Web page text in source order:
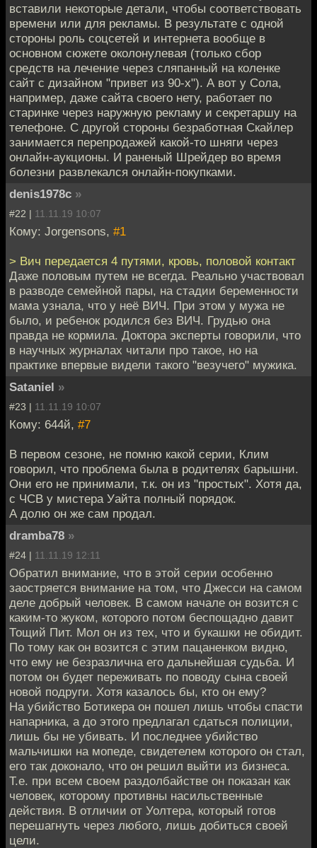
вставили некоторые детали, чтобы соответствовать
времени или для рекламы. В результате с одной
стороны роль соцсетей и интернета вообще в
основном сюжете околонулевая (только сбор
средств на лечение через сляпанный на коленке
сайт с дизайном "привет из 90-х"). А вот у Сола,
например, даже сайта своего нету, работает по
старинке через наружную рекламу и секретаршу на
телефоне. С другой стороны безработная Скайлер
занимается перепродажей какой-то шняги через
онлайн-аукционы. И раненый Шрейдер во время
болезни развлекался онлайн-покупками.
denis1978c »
#22 | 11.11.19 10:07
Кому: Jorgensons, #1
> Вич передается 4 путями, кровь, половой контакт
Даже половым путем не всегда. Реально участвовал
в разводе семейной пары, на стадии беременности
мама узнала, что у неё ВИЧ. При этом у мужа не
было, и ребенок родился без ВИЧ. Грудью она
правда не кормила. Доктора эксперты говорили, что
в научных журналах читали про такое, но на
практике впервые видели такого "везучего" мужика.
Sataniel »
#23 | 11.11.19 10:07
Кому: 644й, #7
В первом сезоне, не помню какой серии, Клим
говорил, что проблема была в родителях барышни.
Они его не принимали, т.к. он из "простых". Хотя да,
с ЧСВ у мистера Уайта полный порядок.
А долю он же сам продал.
dramba78 »
#24 | 11.11.19 12:11
Обратил внимание, что в этой серии особенно
заостряется внимание на том, что Джесси на самом
деле добрый человек. В самом начале он возится с
каким-то жуком, которого потом беспощадно давит
Тощий Пит. Мол он из тех, что и букашки не обидит.
По тому как он возится с этим пацаненком видно,
что ему не безразлична его дальнейшая судьба. И
потом он будет переживать по поводу сына своей
новой подруги. Хотя казалось бы, кто он ему?
На убийство Ботикера он пошел лишь чтобы спасти
напарника, а до этого предлагал сдаться полиции,
лишь бы не убивать. И последнее убийство
мальчишки на мопеде, свидетелем которого он стал,
его так доконало, что он решил выйти из бизнеса.
Т.е. при всем своем раздолбайстве он показан как
человек, которому противны насильственные
действия. В отличии от Уолтера, который готов
перешагнуть через любого, лишь добиться своей
цели.